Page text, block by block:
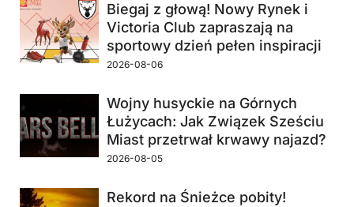
Biegaj z głową! Nowy Rynek i
Victoria Club zapraszają na
sportowy dzień pełen inspiracji
2026-08-06
Wojny husyckie na Górnych
Łużycach: Jak Związek Sześciu
Miast przetrwał krwawy najazd?
2026-08-05
Rekord na Śnieżce pobity!